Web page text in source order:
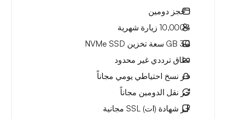
1حجز دومين
~10,000
زيارة شهرية
30 GB
سعة تخزين NVMe SSD
نطاق ترددي غير محدود
حر نسخ احتياطي يومي مجاناً
حر نقل الدومين مجاناً
حر شهادة (ات) SSL مجانية